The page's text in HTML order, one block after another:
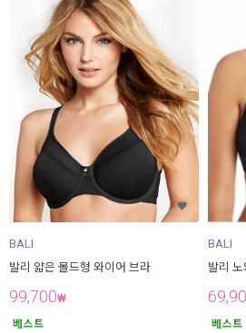
BALI
발리 얇은 몰드형 와이어 브라
99,700₩
BALI
발리